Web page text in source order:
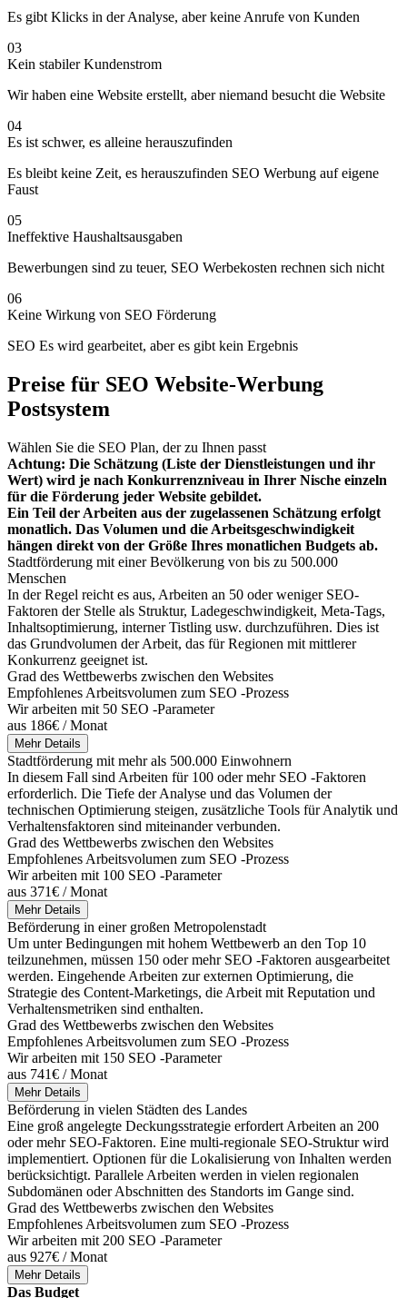
Es gibt Klicks in der Analyse, aber keine Anrufe von Kunden
03
Kein stabiler Kundenstrom
Wir haben eine Website erstellt, aber niemand besucht die Website
04
Es ist schwer, es alleine herauszufinden
Es bleibt keine Zeit, es herauszufinden SEO Werbung auf eigene
Faust
05
Ineffektive Haushaltsausgaben
Bewerbungen sind zu teuer, SEO Werbekosten rechnen sich nicht
06
Keine Wirkung von SEO Förderung
SEO Es wird gearbeitet, aber es gibt kein Ergebnis
Preise für SEO Website-Werbung
Postsystem
Wählen Sie die SEO Plan, der zu Ihnen passt
Achtung: Die Schätzung (Liste der Dienstleistungen und ihr
Wert) wird je nach Konkurrenzniveau in Ihrer Nische einzeln
für die Förderung jeder Website gebildet.
Ein Teil der Arbeiten aus der zugelassenen Schätzung erfolgt
monatlich. Das Volumen und die Arbeitsgeschwindigkeit
hängen direkt von der Größe Ihres monatlichen Budgets ab.
Stadtförderung mit einer Bevölkerung von bis zu 500.000
Menschen
In der Regel reicht es aus, Arbeiten an 50 oder weniger SEO-
Faktoren der Stelle als Struktur, Ladegeschwindigkeit, Meta-Tags,
Inhaltsoptimierung, interner Tistling usw. durchzuführen. Dies ist
das Grundvolumen der Arbeit, das für Regionen mit mittlerer
Konkurrenz geeignet ist.
Grad des Wettbewerbs zwischen den Websites
Empfohlenes Arbeitsvolumen zum SEO -Prozess
Wir arbeiten mit 50 SEO -Parameter
aus 186€ / Monat
Mehr Details
Stadtförderung mit mehr als 500.000 Einwohnern
In diesem Fall sind Arbeiten für 100 oder mehr SEO -Faktoren
erforderlich. Die Tiefe der Analyse und das Volumen der
technischen Optimierung steigen, zusätzliche Tools für Analytik und
Verhaltensfaktoren sind miteinander verbunden.
Grad des Wettbewerbs zwischen den Websites
Empfohlenes Arbeitsvolumen zum SEO -Prozess
Wir arbeiten mit 100 SEO -Parameter
aus 371€ / Monat
Mehr Details
Beförderung in einer großen Metropolenstadt
Um unter Bedingungen mit hohem Wettbewerb an den Top 10
teilzunehmen, müssen 150 oder mehr SEO -Faktoren ausgearbeitet
werden. Eingehende Arbeiten zur externen Optimierung, die
Strategie des Content-Marketings, die Arbeit mit Reputation und
Verhaltensmetriken sind enthalten.
Grad des Wettbewerbs zwischen den Websites
Empfohlenes Arbeitsvolumen zum SEO -Prozess
Wir arbeiten mit 150 SEO -Parameter
aus 741€ / Monat
Mehr Details
Beförderung in vielen Städten des Landes
Eine groß angelegte Deckungsstrategie erfordert Arbeiten an 200
oder mehr SEO-Faktoren. Eine multi-regionale SEO-Struktur wird
implementiert. Optionen für die Lokalisierung von Inhalten werden
berücksichtigt. Parallele Arbeiten werden in vielen regionalen
Subdomänen oder Abschnitten des Standorts im Gange sind.
Grad des Wettbewerbs zwischen den Websites
Empfohlenes Arbeitsvolumen zum SEO -Prozess
Wir arbeiten mit 200 SEO -Parameter
aus 927€ / Monat
Mehr Details
Das Budget